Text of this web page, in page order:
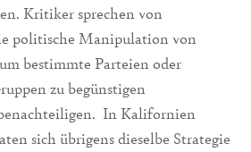
Kritiker sprechen von
politische Manipulation von
bestimmte Parteien oder
zu begünstigen
In Kalifornien
sich übrigens dieselbe Strategie